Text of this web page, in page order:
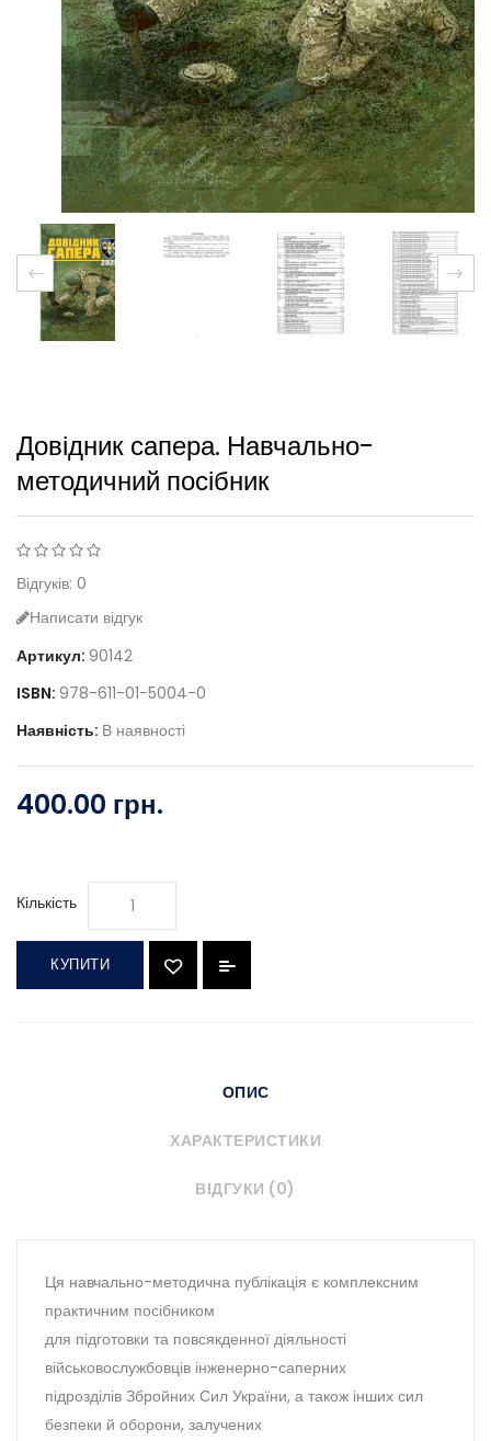
Довідник сапера. Навчально-
методичний посібник
Відгуків: 0
Написати відгук
Артикул: 90142
ISBN: 978-611-01-5004-0
Наявність: В наявності
400.00 грн.
Кількість
КУПИТИ
ОПИС
ХАРАКТЕРИСТИКИ
ВІДГУКИ (0)
Ця навчально-методична публікація є комплексним
практичним посібником
для підготовки та повсякденної діяльності
військовослужбовців інженерно-саперних
підрозділів Збройних Сил України, а також інших сил
безпеки й оборони, залучених